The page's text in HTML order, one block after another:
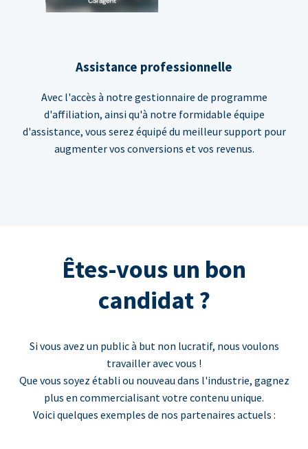
Assistance professionnelle
Avec l'accès à notre gestionnaire de programme
d'affiliation, ainsi qu'à notre formidable équipe
d'assistance, vous serez équipé du meilleur support pour
augmenter vos conversions et vos revenus.
Êtes-vous un bon
candidat ?
Si vous avez un public à but non lucratif, nous voulons
travailler avec vous !
Que vous soyez établi ou nouveau dans l'industrie, gagnez
plus en commercialisant votre contenu unique.
Voici quelques exemples de nos partenaires actuels :